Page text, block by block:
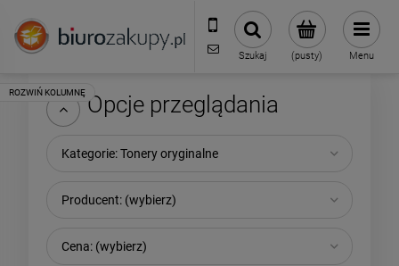
32 70 50 250
sklep@biurozakupy.pl
(pusty)
Szukaj Menu
Opcje przeglądania
Kategorie: Tonery oryginalne
Producent: (wybierz)
Cena: (wybierz)